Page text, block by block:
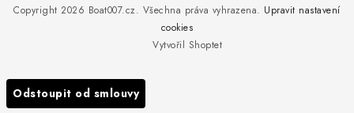
Obchodní podmínky
Podmínky ochrany osobních údajů
Všechny značky
Vytvořil Shoptet
Copyright 2026 Boat007.cz. Všechna práva vyhrazena. Upravit nastavení
cookies
Odstoupit od smlouvy